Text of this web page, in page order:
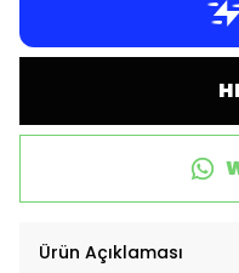
Ürün Açıklaması